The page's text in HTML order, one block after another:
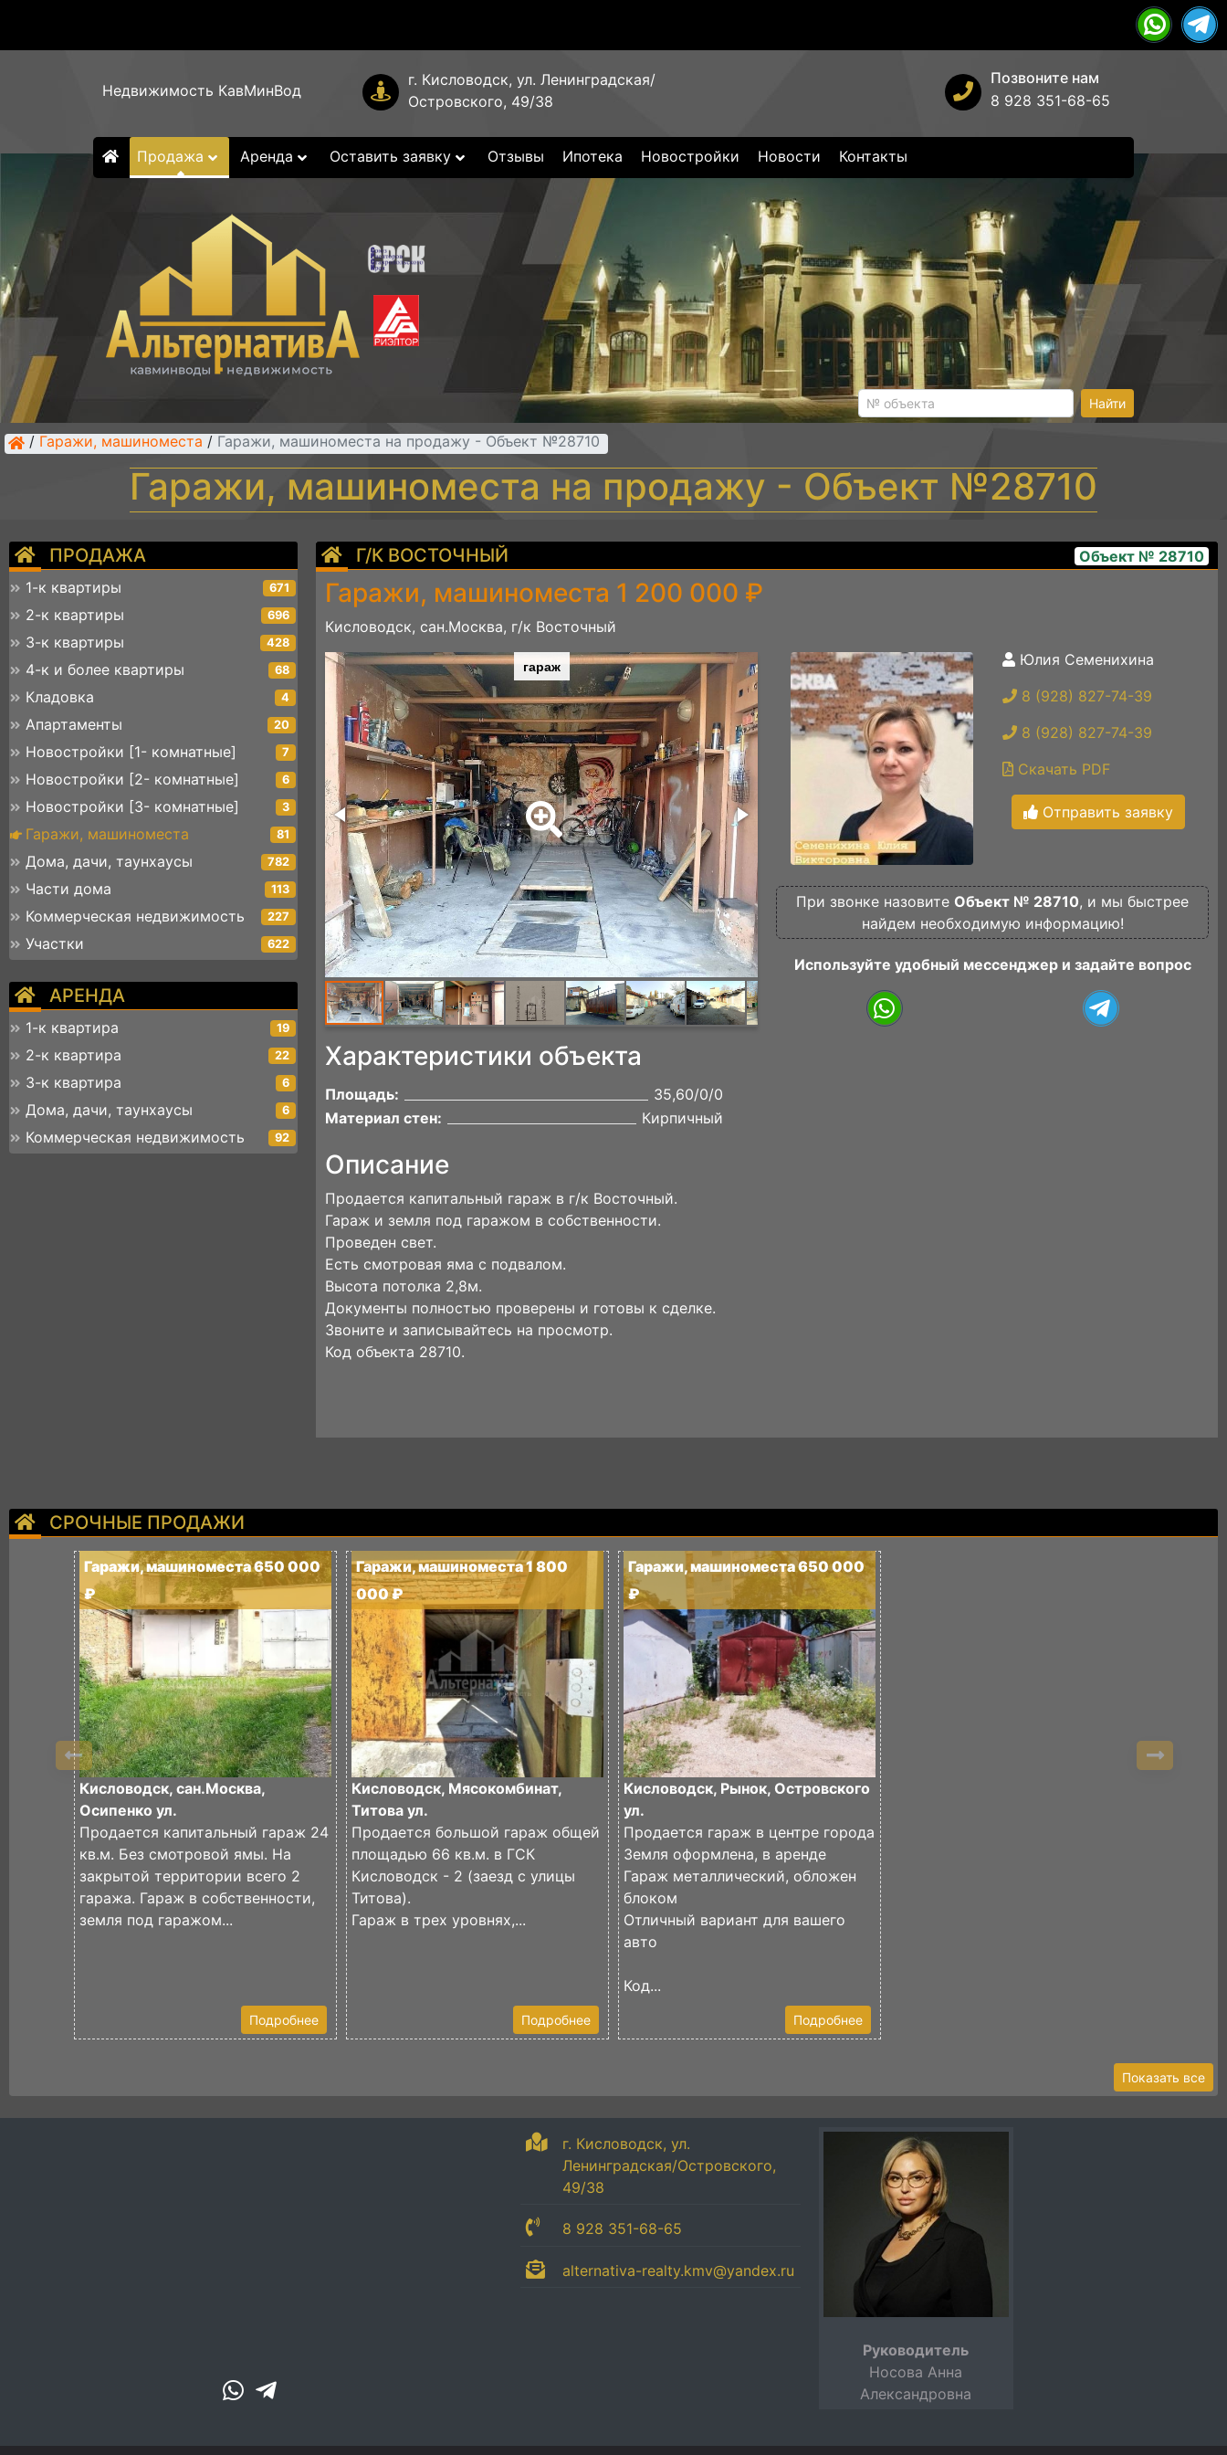
Недвижимость КавМинВод
г. Кисловодск, ул. Ленинградская/
Островского, 49/38
Позвоните нам
8 928 351-68-65
Продажа Аренда Оставить заявку Отзывы Ипотека Новостройки Новости Контакты
Найти
/ Гаражи, машиноместа / Гаражи, машиноместа на продажу - Объект №28710
Гаражи, машиноместа на продажу - Объект №28710
ПРОДАЖА
1-к квартиры 671
2-к квартиры 696
3-к квартиры 428
4-к и более квартиры 68
Кладовка 4
Апартаменты 20
Новостройки [1- комнатные] 7
Новостройки [2- комнатные] 6
Новостройки [3- комнатные] 3
Гаражи, машиноместа 81
Дома, дачи, таунхаусы 782
Части дома 113
Коммерческая недвижимость 227
Участки 622
АРЕНДА
1-к квартира 19
2-к квартира 22
3-к квартира 6
Дома, дачи, таунхаусы 6
Коммерческая недвижимость 92
Г/К ВОСТОЧНЫЙ Объект № 28710
Гаражи, машиноместа 1 200 000 ₽
Кисловодск, сан.Москва, г/к Восточный
гараж
дорога к г/к гараж
Юлия Семенихина
8 (928) 827-74-39
8 (928) 827-74-39
Скачать PDF
Отправить заявку
При звонке назовите Объект № 28710, и мы быстрее
найдем необходимую информацию!
Используйте удобный мессенджер и задайте вопрос
Характеристики объекта
Площадь:
35,60/0/0
Материал стен:
Кирпичный
Описание
Продается капитальный гараж в г/к Восточный.
Гараж и земля под гаражом в собственности.
Проведен свет.
Есть смотровая яма с подвалом.
Высота потолка 2,8м.
Документы полностью проверены и готовы к сделке.
Звоните и записывайтесь на просмотр.
Код объекта 28710.
СРОЧНЫЕ ПРОДАЖИ
Гаражи, машиноместа 650 000
₽
Кисловодск, сан.Москва,
Осипенко ул.
Продается капитальный гараж 24
кв.м. Без смотровой ямы. На
закрытой территории всего 2
гаража. Гараж в собственности,
земля под гаражом...
Подробнее
Гаражи, машиноместа 1 800
000 ₽
Кисловодск, Мясокомбинат,
Титова ул.
Продается большой гараж общей
площадью 66 кв.м. в ГСК
Кисловодск - 2 (заезд с улицы
Титова).
Гараж в трех уровнях,...
Подробнее
Гаражи, машиноместа 650 000
₽
Кисловодск, Рынок, Островского
ул.
Продается гараж в центре города
Земля оформлена, в аренде
Гараж металлический, обложен
блоком
Отличный вариант для вашего
авто
Код...
Подробнее
Показать все
г. Кисловодск, ул.
Ленинградская/Островского,
49/38
8 928 351-68-65
alternativa-realty.kmv@yandex.ru
Руководитель
Носова Анна
Александровна